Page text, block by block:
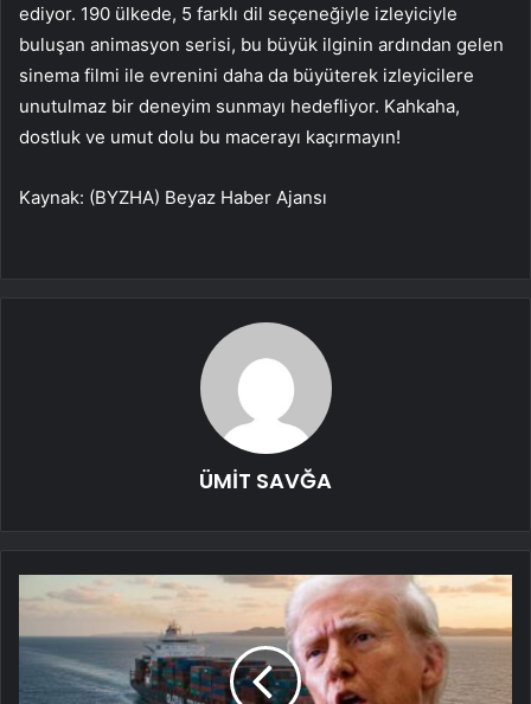
ediyor. 190 ülkede, 5 farklı dil seçeneğiyle izleyiciyle
buluşan animasyon serisi, bu büyük ilginin ardından gelen
sinema filmi ile evrenini daha da büyüterek izleyicilere
unutulmaz bir deneyim sunmayı hedefliyor. Kahkaha,
dostluk ve umut dolu bu macerayı kaçırmayın!
Kaynak: (BYZHA) Beyaz Haber Ajansı
ÜMİT SAVĞA